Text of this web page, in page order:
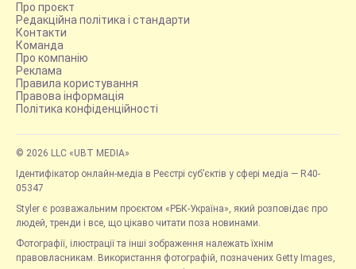
Про проєкт
Редакційна політика і стандарти
Контакти
Команда
Про компанію
Реклама
Правила користування
Правова інформація
Політика конфіденційності
© 2026 LLC «UBT MEDIA»
Ідентифікатор онлайн-медіа в Реєстрі суб’єктів у сфері медіа — R40-
05347
Styler є розважальним проєктом «РБК-Україна», який розповідає про
людей, тренди і все, що цікаво читати поза новинами.
Фотографії, ілюстрації та інші зображення належать їхнім
правовласникам. Використання фотографій, позначених Getty Images,